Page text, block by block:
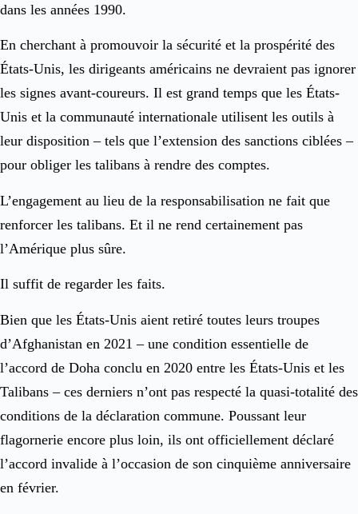
dans les années 1990.
En cherchant à promouvoir la sécurité et la prospérité des
États-Unis, les dirigeants américains ne devraient pas ignorer
les signes avant-coureurs. Il est grand temps que les États-
Unis et la communauté internationale utilisent les outils à
leur disposition – tels que l’extension des sanctions ciblées –
pour obliger les talibans à rendre des comptes.
L’engagement au lieu de la responsabilisation ne fait que
renforcer les talibans. Et il ne rend certainement pas
l’Amérique plus sûre.
Il suffit de regarder les faits.
Bien que les États-Unis aient retiré toutes leurs troupes
d’Afghanistan en 2021 – une condition essentielle de
l’accord de Doha conclu en 2020 entre les États-Unis et les
Talibans – ces derniers n’ont pas respecté la quasi-totalité des
conditions de la déclaration commune. Poussant leur
flagornerie encore plus loin, ils ont officiellement déclaré
l’accord invalide à l’occasion de son cinquième anniversaire
en février.